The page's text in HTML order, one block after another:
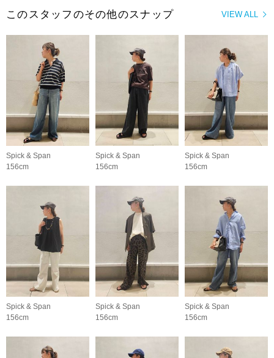
VIEW ALL
このスタッフのその他のスナップ
Spick & Span
156cm
Spick & Span
156cm
Spick & Span
156cm
Spick & Span
156cm
Spick & Span
156cm
Spick & Span
156cm